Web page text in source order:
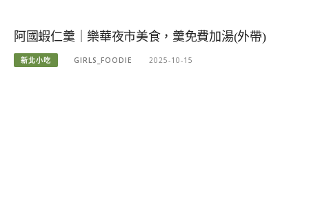
阿國蝦仁羹｜樂華夜市美食，羹免費加湯(外帶)
新北小吃 GIRLS_FOODIE 2025-10-15